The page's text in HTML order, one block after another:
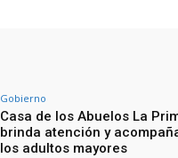
Gobierno
Casa de los Abuelos La
brinda atención y
los adultos mayores